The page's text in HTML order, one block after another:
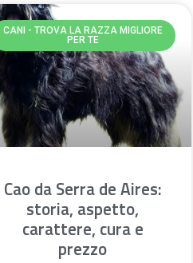
CANI - TROVA LA RAZZA MIGLIORE
PER TE
Cao da Serra de Aires:
storia, aspetto,
carattere, cura e
prezzo